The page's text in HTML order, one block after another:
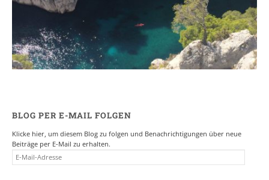
BLOG PER E-MAIL FOLGEN
Klicke hier, um diesem Blog zu folgen und Benachrichtigungen über neue
Beiträge per E-Mail zu erhalten.
E-
MAIL-